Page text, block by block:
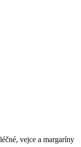
vejce a margaríny